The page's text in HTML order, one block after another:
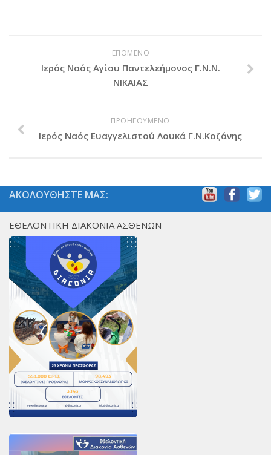
Εκπαίδευση
Υποστήριξη
Εμπειρίες
Στήριξέ μας
Με τραπεζική κατάθεση
PayPal
Δράσεις
Τομείς
Νοσοκομεία
Διακονία Κατ οίκον
Φιλοξενία Κατ οίκον
Συνεργαζόμενοι Φορείς
ΕΠΟΜΕΝΟ
Ιερός Ναός Αγίου Παντελεήμoνος Γ.Ν.Ν.
ΝΙΚΑΙΑΣ
ΠΡΟΗΓΟΥΜΕΝΟ
Ιερός Ναός Ευαγγελιστού Λουκά Γ.Ν.Κοζάνης
ΑΚΟΛΟΥΘΗΣΤΕ ΜΑΣ:
ΕΘΕΛΟΝΤΙΚΗ ΔΙΑΚΟΝΙΑ ΑΣΘΕΝΩΝ